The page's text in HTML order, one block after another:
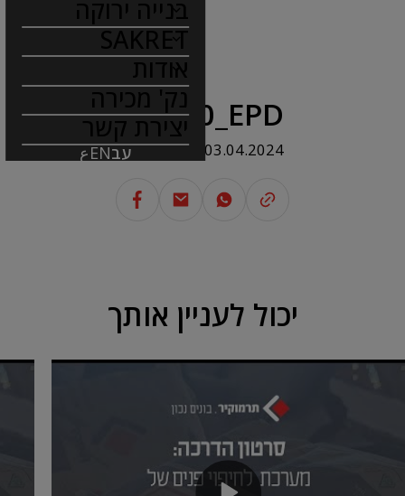
בנייה ירוקה
SAKRET
אודות
נק' מכירה
יצירת קשר
עבENع
AD600_EPD
03.04.2024
יכול לעניין אותך